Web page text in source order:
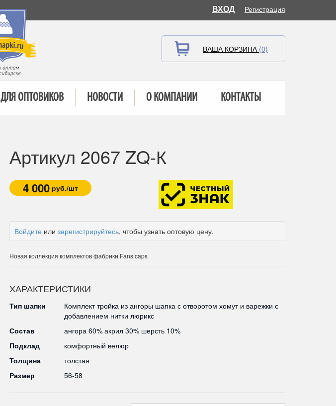
ВХОД Регистрация
ВАША КОРЗИНА (0)
ДЛЯ ОПТОВИКОВ НОВОСТИ О КОМПАНИИ КОНТАКТЫ
Артикул 2067 ZQ-К
4 000 руб./шт
Войдите или зарегистрируйтесь, чтобы узнать оптовую цену.
Новая коллекция комплектов фабрики Fans caps
ХАРАКТЕРИСТИКИ
Тип шапки
Комплект тройка из ангоры шапка с отворотом хомут и варежки с
добавлением нитки люрикс
Состав
ангора 60% акрил 30% шерсть 10%
Подклад
комфортный велюр
Толщина
толстая
Размер
56-58